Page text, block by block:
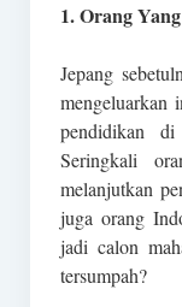
1. Orang
Jepang
mengeluarkan
pendidikan
Seringkali
melanjutkan
juga orang
jadi calon
tersumpah?